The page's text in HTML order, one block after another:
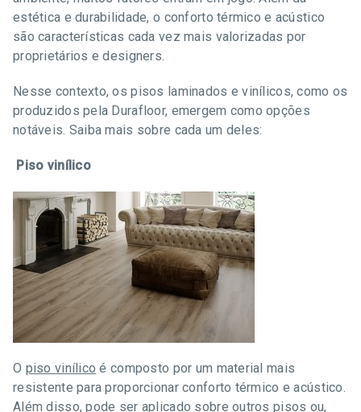
estética e durabilidade, o conforto térmico e acústico
são características cada vez mais valorizadas por
proprietários e designers.
Nesse contexto, os pisos laminados e vinílicos, como os
produzidos pela Durafloor, emergem como opções
notáveis. Saiba mais sobre cada um deles:
Piso vinílico
O piso vinílico é composto por um material mais
resistente para proporcionar conforto térmico e acústico.
Além disso, pode ser aplicado sobre outros pisos ou,